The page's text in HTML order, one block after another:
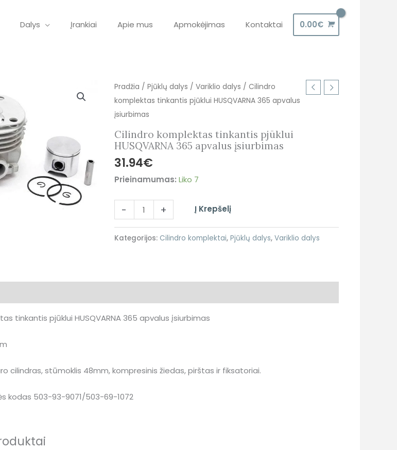
Dalys Įrankiai Apie mus Apmokėjimas Kontaktai 0.00€
Pradžia / Pjūklų dalys / Variklio dalys / Cilindro
komplektas tinkantis pjūklui HUSQVARNA 365 apvalus
įsiurbimas
Cilindro komplektas tinkantis pjūklui
HUSQVARNA 365 apvalus įsiurbimas
31.94€
Prieinamumas: Liko 7
-
produkto
kiekis:
Cilindro
tinkantis
pjūklui
HUSQVARNA
365
apvalus
įsiurbimas
+ Į Krepšelį
Kategorijos: Cilindro komplektai, Pjūklų dalys, Variklio dalys
tinkantis pjūklui HUSQVARNA 365 apvalus įsiurbimas
cilindras, stūmoklis 48mm, kompresinis žiedas, pirštas ir fiksatoriai.
kodas 503-93-9071/503-69-1072